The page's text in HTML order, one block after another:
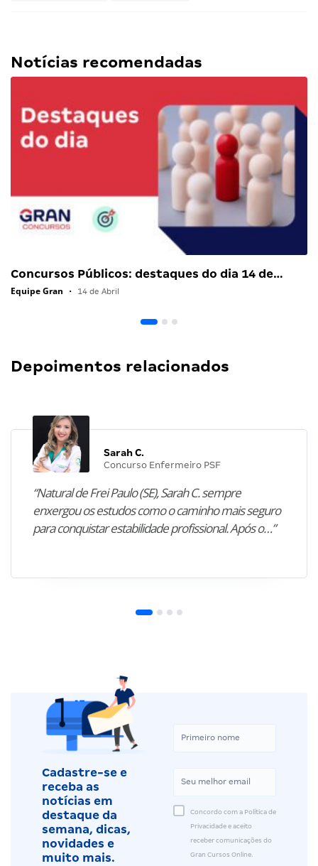
Notícias recomendadas
Concursos Públicos: destaques do dia 14 de…
Equipe Gran • 14 de Abril
Depoimentos relacionados
Sarah C.
Concurso Enfermeiro PSF
“Natural de Frei Paulo (SE), Sarah C. sempre
enxergou os estudos como o caminho mais seguro
para conquistar estabilidade profissional. Após o…”
Cadastre-se e
receba as
notícias em
destaque da
semana, dicas,
novidades e
muito mais.
Concordo com a Política de
Privacidade e aceito
receber comunicações do
Gran Cursos Online.